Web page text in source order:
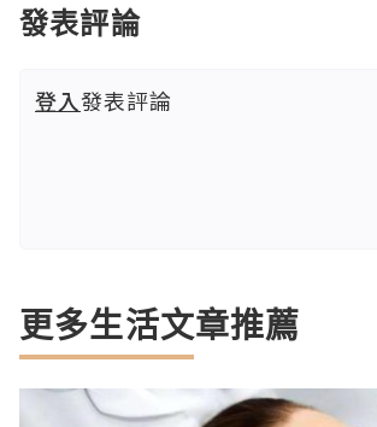
發表評論
登入發表評論
更多生活文章推薦